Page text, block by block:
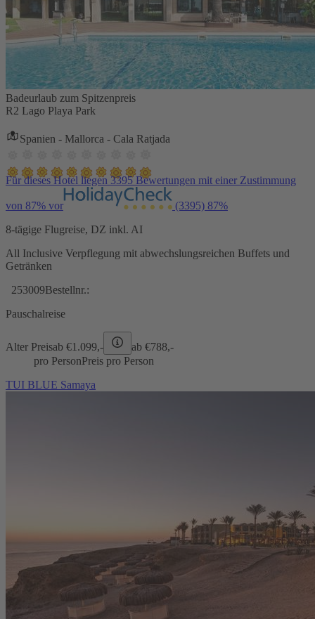
Badeurlaub zum Spitzenpreis
R2 Lago Playa Park
Spanien - Mallorca - Cala Ratjada
Für dieses Hotel liegen 3395 Bewertungen mit einer Zustimmung
von 87% vor (3395) 87%
8-tägige Flugreise, DZ inkl. AI
All Inclusive Verpflegung mit abwechslungsreichen Buffets und
Getränken
253009Bestellnr.:
Pauschalreise
Alter Preisab €1.099,- ab €788,-
pro PersonPreis pro Person
TUI BLUE Samaya